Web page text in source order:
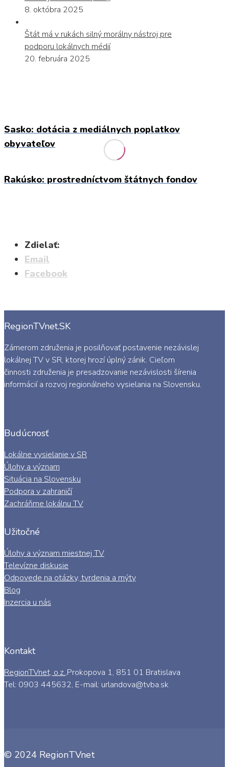
8. októbra 2025
Štát má v rukách silný morálny nástroj pre
podporu lokálnych médií
20. februára 2025
Sasko: dotácia z mediálnych poplatkov
obyvateľov
Rakúsko: prostredníctvom štátnych fondov
Zdielať:
Email
Facebook
RegionTVnet.SK
Zámerom združenia je posilňovať postavenie nezávislej
lokálnej TV v SR, ktorej hrozí úplný zánik. Cieľom
činnosti združenia je presadzovanie nezávislosti šírenia
informácií a rozvoj regionálneho vysielania na Slovensku.
Budúcnosť
Lokálne vysielanie v SR
Úlohy a význam
Situácia na Slovensku
Podpora v zahraničí
Zachráňme lokálnu TV
Užitočné
Úlohy a význam miestnej TV
Televízne diskusie
Odpovede na otázky, tvrdenia a mýty
Blog
Inzercia u nás
Kontakt
RegionTVnet, o.z.,Prokopova 1, 851 01 Bratislava
Tel: 0903 445632, E-mail: urlandova@tvba.sk
© 2024 RegionTVnet